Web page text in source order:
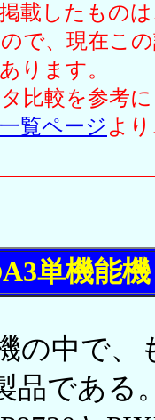
載したもの
で、現在こ
ります。
比較を参考
覧ページ よ
単機能機
の中で、
品である